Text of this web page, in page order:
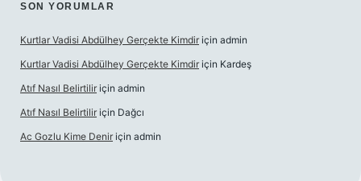
SON YORUMLAR
Kurtlar Vadisi Abdülhey Gerçekte Kimdir için admin
Kurtlar Vadisi Abdülhey Gerçekte Kimdir için Kardeş
Atıf Nasıl Belirtilir için admin
Atıf Nasıl Belirtilir için Dağcı
Ac Gozlu Kime Denir için admin